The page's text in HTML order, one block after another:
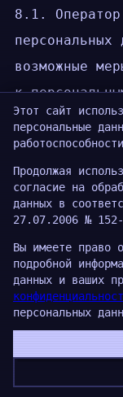
8.1. Оператор
возможные
к
лиц.
никогда, ни
переданы
действующего
в случае,
данных дано
на передачу
исполнения
правовому
Этот сайт
персональные
Продолжая
согласие на
данных в
27.07.2006 № 152-
Вы имеете право
подробной
данных и ваших
персональных